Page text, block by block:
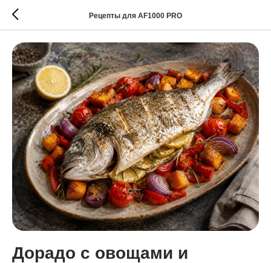
Рецепты для AF1000 PRO
Дорадо с овощами и